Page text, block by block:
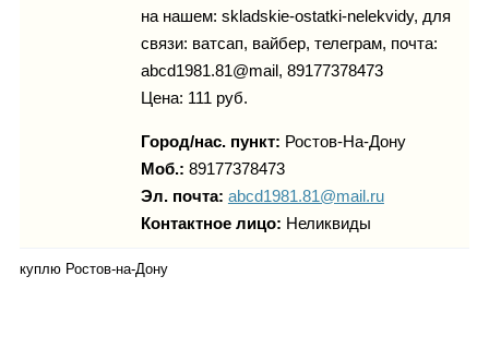
Гороскоп
Карты
на нашем: skladskie-ostatki-nelekvidy, для
связи: ватсап, вайбер, телеграм, почта:
abcd1981.81@mail, 89177378473
Цена: 111 руб.
Город/нас. пункт: Ростов-На-Дону
Моб.: 89177378473
Эл. почта: abcd1981.81@mail.ru
Контактное лицо: Неликвиды
куплю Ростов-на-Дону